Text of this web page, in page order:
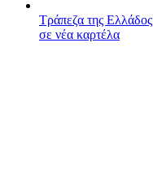
Τράπεζα της Ελλάδος
σε νέα καρτέλα